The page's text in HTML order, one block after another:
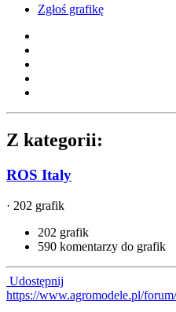
Zgłoś grafikę
Z kategorii:
ROS Italy
· 202 grafik
202 grafik
590 komentarzy do grafik
Udostępnij
https://www.agromodele.pl/